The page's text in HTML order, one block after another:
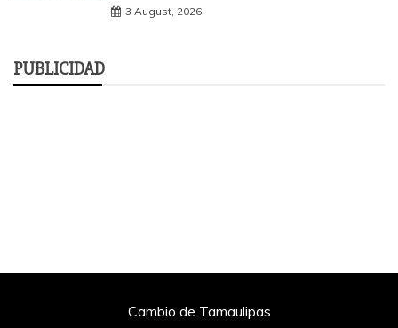
3 August, 2026
PUBLICIDAD
Cambio de Tamaulipas